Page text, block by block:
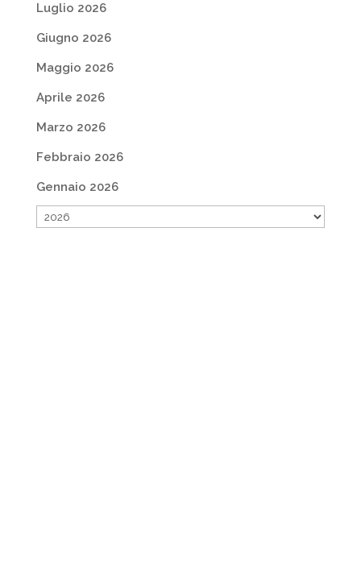
Luglio 2026
Giugno 2026
Maggio 2026
Aprile 2026
Marzo 2026
Febbraio 2026
Gennaio 2026